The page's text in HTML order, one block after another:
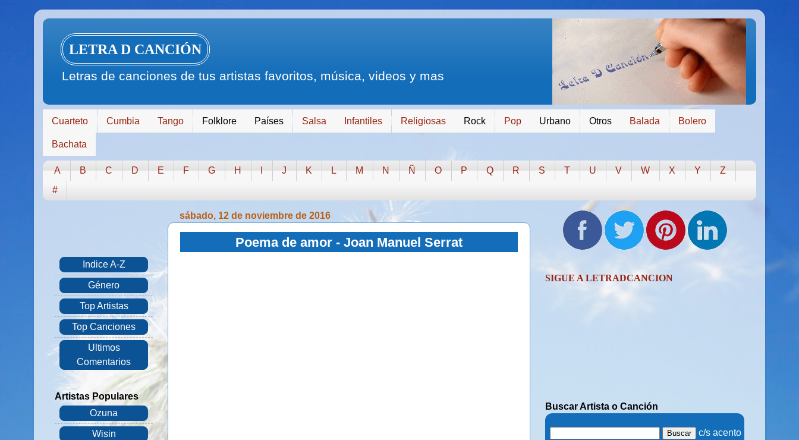
LETRA D CANCIÓN
Letras de canciones de tus artistas favoritos, música, videos y mas
Cuarteto Cumbia Tango Folklore Países Salsa Infantiles Religiosas Rock Pop Urbano Otros Balada Bolero
Bachata
A B C D E F G H J K L M N Ñ O P Q R S T U V W X Y
Z
#
sábado, 12 de noviembre de 2016
Poema de amor - Joan Manuel Serrat
Indice A-Z
Género
Top Artistas
Top Canciones
Ultimos
Comentarios
Artistas Populares
Ozuna
Wisin
SIGUE A LETRADCANCION
Buscar Artista o Canción
c/s acento